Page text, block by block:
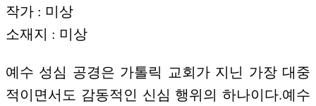
작가 : 미상
소재지 : 미상
예수 성심 공경은 가톨릭 교회가 지닌 가장 대중
적이면서도 감동적인 신심 행위의 하나이다.예수